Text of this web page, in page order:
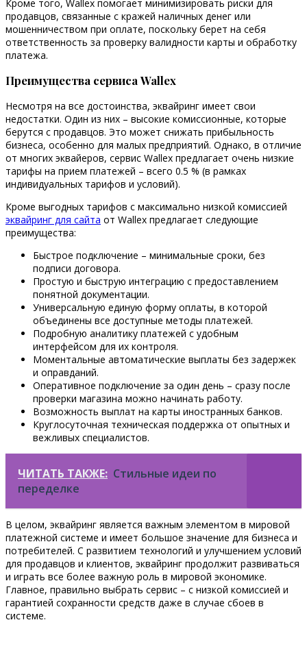
Кроме того, Wallex помогает минимизировать риски для
продавцов, связанные с кражей наличных денег или
мошенничеством при оплате, поскольку берет на себя
ответственность за проверку валидности карты и обработку
платежа.
Преимущества сервиса Wallex
Несмотря на все достоинства, эквайринг имеет свои
недостатки. Один из них – высокие комиссионные, которые
берутся с продавцов. Это может снижать прибыльность
бизнеса, особенно для малых предприятий. Однако, в отличие
от многих эквайеров, сервис Wallex предлагает очень низкие
тарифы на прием платежей – всего 0.5 % (в рамках
индивидуальных тарифов и условий).
Кроме выгодных тарифов с максимально низкой комиссией
эквайринг для сайта от Wallex предлагает следующие
преимущества:
Быстрое подключение – минимальные сроки, без
подписи договора.
Простую и быструю интеграцию с предоставлением
понятной документации.
Универсальную единую форму оплаты, в которой
объединены все доступные методы платежей.
Подробную аналитику платежей с удобным
интерфейсом для их контроля.
Моментальные автоматические выплаты без задержек
и оправданий.
Оперативное подключение за один день – сразу после
проверки магазина можно начинать работу.
Возможность выплат на карты иностранных банков.
Круглосуточная техническая поддержка от опытных и
вежливых специалистов.
ЧИТАТЬ ТАКЖЕ: Стильные идеи по
переделке
В целом, эквайринг является важным элементом в мировой
платежной системе и имеет большое значение для бизнеса и
потребителей. С развитием технологий и улучшением условий
для продавцов и клиентов, эквайринг продолжит развиваться
и играть все более важную роль в мировой экономике.
Главное, правильно выбрать сервис – с низкой комиссией и
гарантией сохранности средств даже в случае сбоев в
системе.